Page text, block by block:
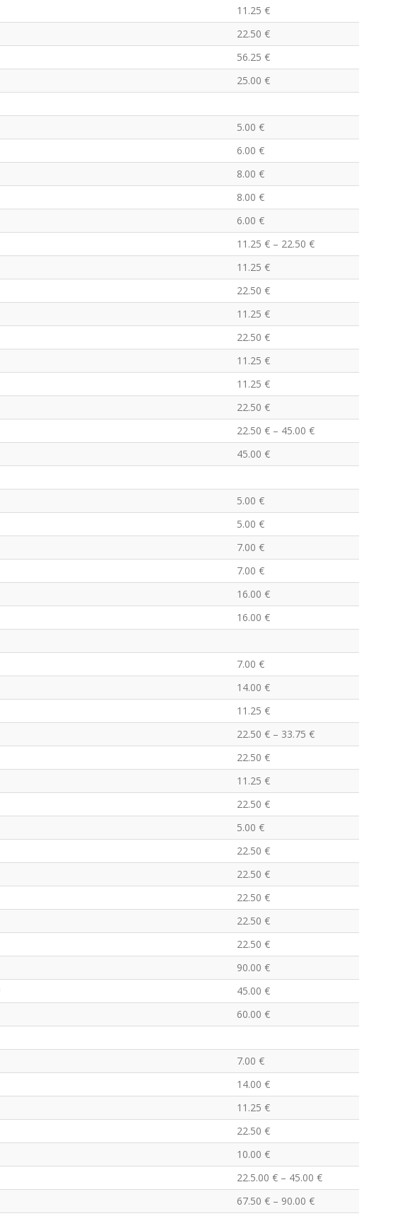
11.25 €
22.50 €
56.25 €
25.00 €
5.00 €
6.00 €
8.00 €
8.00 €
6.00 €
11.25 € – 22.50 €
11.25 €
22.50 €
11.25 €
22.50 €
11.25 €
11.25 €
22.50 €
22.50 € – 45.00 €
45.00 €
5.00 €
5.00 €
7.00 €
7.00 €
16.00 €
16.00 €
7.00 €
14.00 €
11.25 €
22.50 € – 33.75 €
22.50 €
11.25 €
22.50 €
5.00 €
22.50 €
22.50 €
22.50 €
22.50 €
22.50 €
90.00 €
45.00 €
60.00 €
7.00 €
14.00 €
11.25 €
22.50 €
10.00 €
22.5.00 € – 45.00 €
67.50 € – 90.00 €